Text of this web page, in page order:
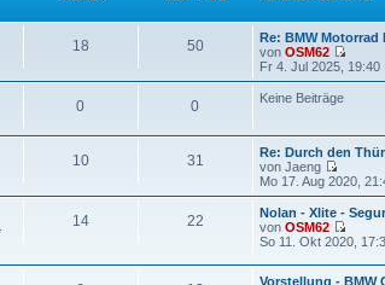
r
g
e
i
r
a
t
e
B
e
a
g
18 50
Re: BMW Motorrad
von OSM62
N
e
t
e
B
e
r
g
Fr 4. Jul 2025, 19:40
0 0 Keine Beiträge
10 31
Re: Durch den
von Jaeng
N
e
e
s
t
e
r
Mo 17. Aug 2020,
14 22
Nolan - Xlite -
von OSM62
N
u
So 11. Okt 2020,
Vorstellung - BMW